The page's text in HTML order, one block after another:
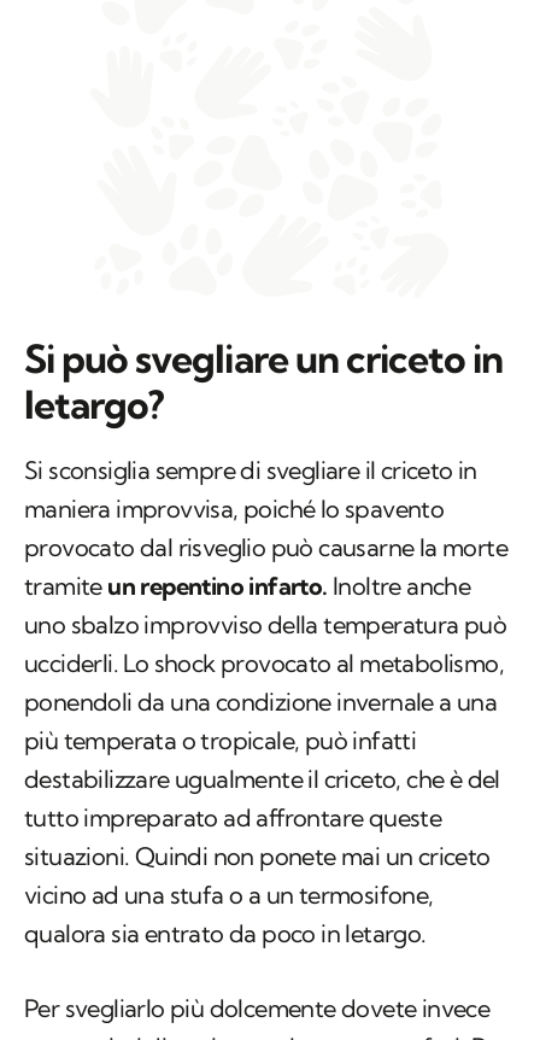
Si può svegliare un criceto in
letargo?
Si sconsiglia sempre di svegliare il criceto in
maniera improvvisa, poiché lo spavento
provocato dal risveglio può causarne la morte
tramite un repentino infarto. Inoltre anche
uno sbalzo improvviso della temperatura può
ucciderli. Lo shock provocato al metabolismo,
ponendoli da una condizione invernale a una
più temperata o tropicale, può infatti
destabilizzare ugualmente il criceto, che è del
tutto impreparato ad affrontare queste
situazioni. Quindi non ponete mai un criceto
vicino ad una stufa o a un termosifone,
qualora sia entrato da poco in letargo.
Per svegliarlo più dolcemente dovete invece